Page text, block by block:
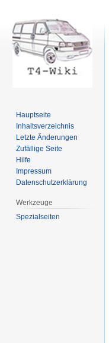
Hauptseite
Inhaltsverzeichnis
Letzte Änderungen
Zufällige Seite
Hilfe
Impressum
Datenschutzerklärung
Werkzeuge
Spezialseiten